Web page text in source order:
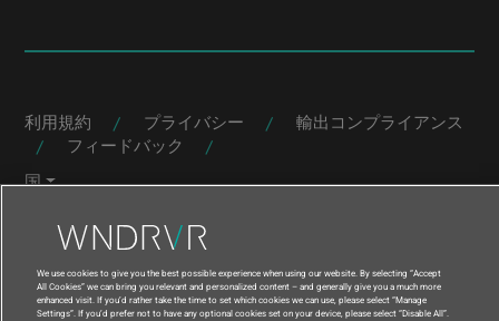
利用規約 | プライバシー | 輸出コンプライアンス
| フィードバック |
国
We use cookies to give you the best possible experience when using our website. By selecting “Accept
All Cookies” we can bring you relevant and personalized content – and generally give you a much more
enhanced visit. If you’d rather take the time to set which cookies we can use, please select “Manage
Settings”. If you’d prefer not to have any optional cookies set on your device, please select “Disable All”.